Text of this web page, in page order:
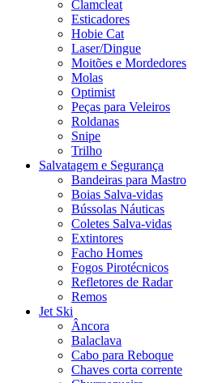
Clamcleat
Esticadores
Hobie Cat
Laser/Dingue
Moitões e Mordedores
Molas
Optimist
Peças para Veleiros
Roldanas
Snipe
Trilho
Salvatagem e Segurança
Bandeiras para Mastro
Boias Salva-vidas
Bússolas Náuticas
Coletes Salva-vidas
Extintores
Facho Homes
Fogos Pirotécnicos
Refletores de Radar
Remos
Jet Ski
Âncora
Balaclava
Cabo para Reboque
Chaves corta corrente